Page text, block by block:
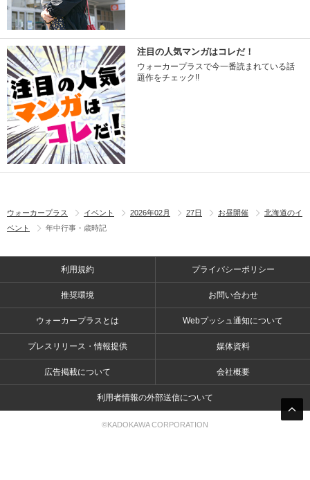
注目の人気マンガはコレだ！
ウォーカープラスで今一番読まれている話
題作をチェック!!
ウォーカープラス イベント 2026年02月 27日 お昼開催
北海道のイ
ベント
年中行事・歳時記
利用規約 プライバシーポリシー
推奨環境 お問い合わせ
ウォーカープラスとは Webプッシュ通知について
プレスリリース・情報提供 媒体資料
広告掲載について 会社概要
利用者情報の外部送信について
©KADOKAWA CORPORATION